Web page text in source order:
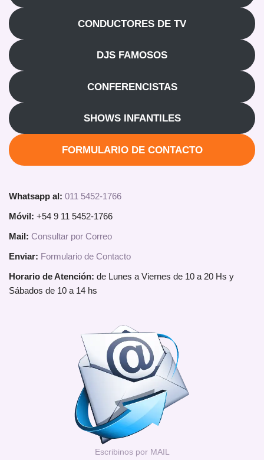
CONDUCTORES DE TV
DJS FAMOSOS
CONFERENCISTAS
SHOWS INFANTILES
FORMULARIO DE CONTACTO
Whatsapp al: 011 5452-1766
Móvil: +54 9 11 5452-1766
Mail: Consultar por Correo
Enviar: Formulario de Contacto
Horario de Atención: de Lunes a Viernes de 10 a 20 Hs y
Sábados de 10 a 14 hs
Escribinos por MAIL